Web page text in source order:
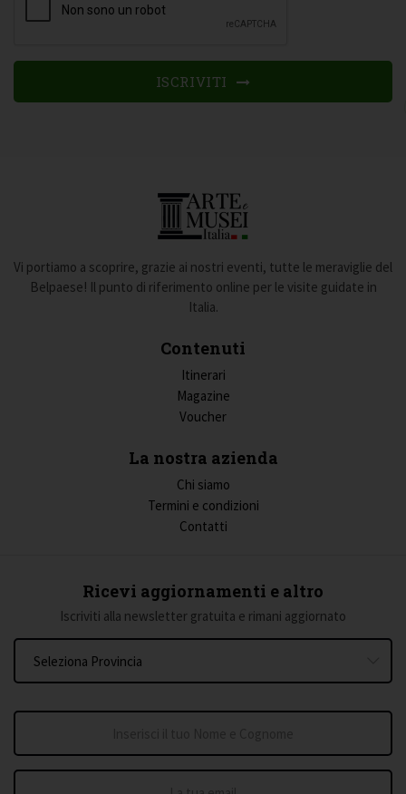
ISCRIVITI
Vi portiamo a scoprire, grazie ai nostri eventi, tutte le meraviglie del
Belpaese! Il punto di riferimento online per le visite guidate in
Italia.
Contenuti
Itinerari
Magazine
Voucher
La nostra azienda
Chi siamo
Termini e condizioni
Contatti
Ricevi aggiornamenti e altro
Iscriviti alla newsletter gratuita e rimani aggiornato